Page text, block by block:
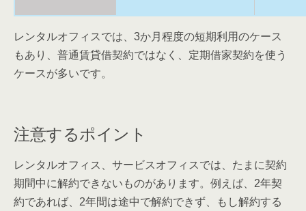
レンタルオフィスでは、3か月程度の短期利用のケース
もあり、普通賃貸借契約ではなく、定期借家契約を使う
ケースが多いです。
注意するポイント
レンタルオフィス、サービスオフィスでは、たまに契約
期間中に解約できないものがあります。例えば、2年契
約であれば、2年間は途中で解約できず、もし解約する